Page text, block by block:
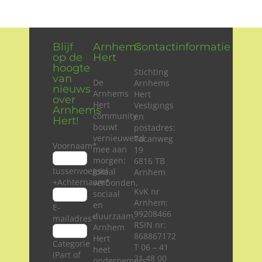
Diensten en produkten
Vacatures
Blijf
op de
hoogte
van
nieuws
over
Arnhems
Hert!
Voornaam*
tussenvoegsel
+Achternaam*
E-
mailadres*
Categorie
(Part of
Arnhems
Hert
De
Arnhems
Hert
community
bouwt
vernieuwend
mee aan
morgen:
lokaal
verbonden,
sociaal
en
duurzaam.
Arnhem
Hert
heet
Contactinformatie
Stichting
Arnhems
Hert
Vestigings
en
postadres:
Tacanweg
19
6816 TB
Arnhem
KvK nr
Arnhem:
99208466
RSIN nr:
868867172
T 06 – 41
21 48 00